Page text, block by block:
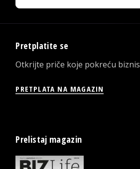
Pretplatite se
Otkrijte priče koje pokreću biznis
PRETPLATA NA MAGAZIN
Prelistaj magazin